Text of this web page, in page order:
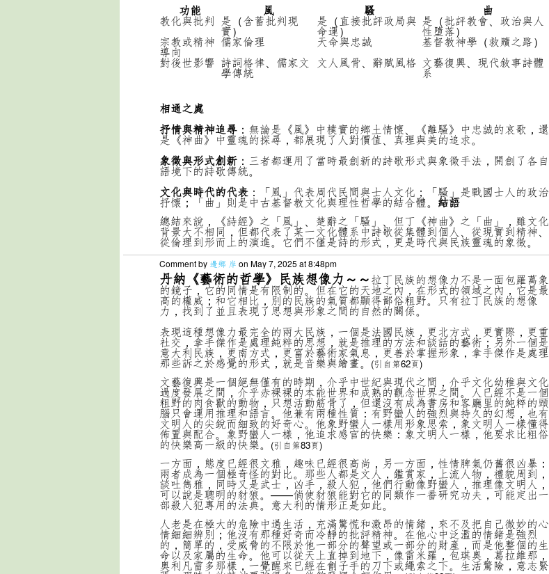
功能
風 騷 曲
教化與批判 是（含蓄批判現
實）
是（直接批評政局與
命運）
是（批評教會、政治與人
性墮落）
宗教或精神
導向
儒家倫理 天命與忠誠
基督教神學（救贖之路）
對後世影響 詩詞格律、儒家文
學傳統
文人風骨、辭賦風格 文藝復興、現代敘事詩體
系
相通之處
抒情與精神追尋 ： 無論是《風》中樸實的鄉土情懷、《離騷》中忠誠的哀歌，還
是《神曲》中靈魂的探尋，都展現了人對價值、真理與美的追求。
象徵與形式創新 ： 三者都運用了當時最創新的詩歌形式與象徵手法，開創了各自
語境下的詩歌傳統。
文化與時代的代表 ： 「風」代表周代民間與士人文化； 「騷」是戰國士人的政治
抒懷； 「曲」則是中古基督教文化與理性哲學的結合體。 結語
總結來說，《詩經》之「風」、楚辭之「騷」、但丁《神曲》之「曲」，雖文化
背景大不相同，但都代表了某一文化體系中詩歌從集體到個人、從現實到精神、
從倫理到形而上的演進。它們不僅是詩的形式，更是時代與民族靈魂的象徵。
Comment by 邊鄉 岸 on May 7, 2025 at 8:48pm
丹納《藝術的哲學》民族想像力～～拉丁民族的想像力不是一面包羅萬象
的鏡子，它的同情是有限制的。但在它的天地之內，在形式的領域之內，它是最
高的權威；和它相比，別的民族的氣質都顯得鄙俗粗野。只有拉丁民族的想像
力，找到了並且表現了思想與形象之間的自然的關係。
表現這種想像力最完全的兩大民族，一個是法國民族，更北方式，更實際，更重
社交，拿手傑作是處理純粹的思想，就是推理的方法和談話的藝術；另外一個是
意大利民族，更南方式，更富於藝術家氣息，更善於掌握形象，拿手傑作是處理
那些訴之於感覺的形式，就是音樂與繪畫。 (引自第62頁)
文藝復興是一個絕無僅有的時期，介乎中世紀與現代之間，介乎文化幼稚與文化
過度發展之間，介乎赤裸裸的本能世界和成熟的觀念世界之間。人已經不是一個
粗野的肉食獸的動物，只想活動筋骨了，但還沒有成為書房和客廳里的純粹的頭
腦只會運用推理和語言。他兼有兩種性質：有野蠻人的強烈與持久的幻想，也有
文明人的尖銳而細致的好奇心。他象野蠻人一樣用形象思索，象文明人一樣懂得
佈置與配合。象野蠻人一樣，他追求感官的快樂：象文明人一樣，他要求比粗俗
的快樂高一級的快樂。(引自第83頁)
一方面，態度已經很文雅，趣味已經很高尚，另一方面，性情脾氣仍舊很凶暴：
兩者成為一個極奇怪的對比。那些人都是文人，鑑賞家，上流人物，禮貌周到，
談吐雋雅，同時又是武士，凶手，殺人犯，他們行動像野蠻人，推理像文明人，
可以說是聰明的豺狼。——倘使豺狼能對它的同類作一番研究功夫，可能定出一
部殺人犯專用的法典。意大利的情形正是如此。
人老是在極大的危險中過生活，充滿驚慌和激昂的情緒，來不及把自己微妙的心
情細細辨別；他沒有那種好奇而冷靜的批評精神。在他心中泛濫的情緒是強烈
的，簡單的，受威脅的不限於他一部分的聲望或一部分的財產，而是他整個的生
命以及家屬的生命。他可以從天上直掉到地下，像雷米羅，包琪奧，葛拉維那，
奧利凡雷多那樣，一覺醒來已經在劊子手的刀下或繩索之下。生活驚險，意志緊